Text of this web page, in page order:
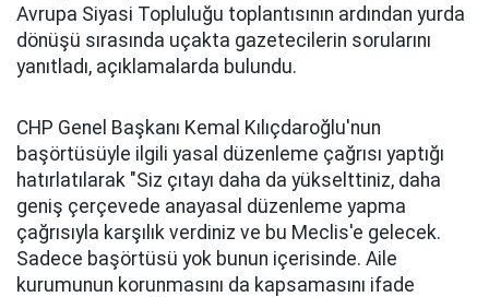
Avrupa Siyasi Topluluğu toplantısının ardından yurda
dönüşü sırasında uçakta gazetecilerin sorularını
yanıtladı, açıklamalarda bulundu.
CHP Genel Başkanı Kemal Kılıçdaroğlu'nun
başörtüsüyle ilgili yasal düzenleme çağrısı yaptığı
hatırlatılarak "Siz çıtayı daha da yükselttiniz, daha
geniş çerçevede anayasal düzenleme yapma
çağrısıyla karşılık verdiniz ve bu Meclis'e gelecek.
Sadece başörtüsü yok bunun içerisinde. Aile
kurumunun korunmasını da kapsamasını ifade